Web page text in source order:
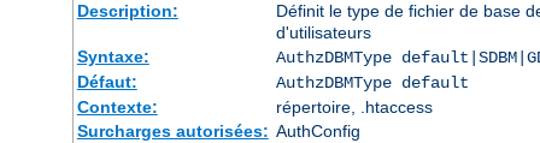
Description:
Définit le type de fichier de base
d'utilisateurs
Syntaxe:
AuthzDBMType
Défaut:
AuthzDBMType default
Contexte:
répertoire, .htaccess
Surcharges autorisées: AuthConfig